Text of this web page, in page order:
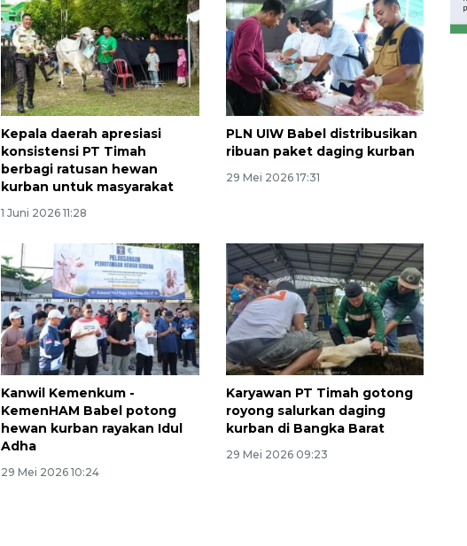
Kepala daerah apresiasi
konsistensi PT Timah
berbagi ratusan hewan
kurban untuk masyarakat
1 Juni 2026 11:28
PLN UIW Babel distribusikan
ribuan paket daging kurban
29 Mei 2026 17:31
Kanwil Kemenkum -
KemenHAM Babel potong
hewan kurban rayakan Idul
Adha
29 Mei 2026 10:24
Karyawan PT Timah gotong
royong salurkan daging
kurban di Bangka Barat
29 Mei 2026 09:23
2026-08-05 12:00:00